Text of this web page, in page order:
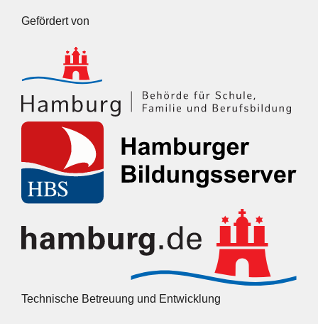
Gefördert von
Technische Betreuung und Entwicklung